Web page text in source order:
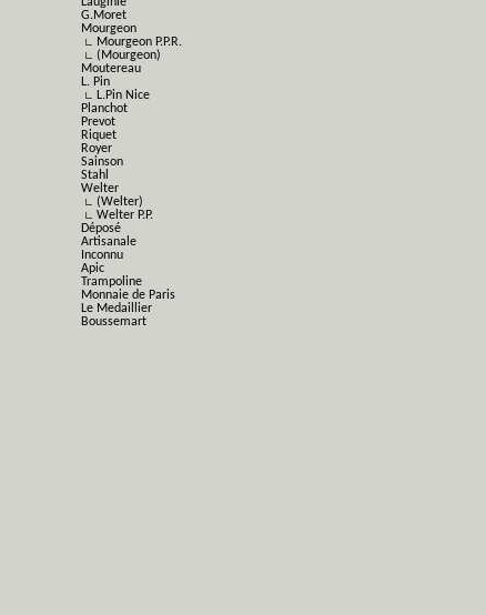
G.Moret
Mourgeon
∟ Mourgeon P.P.R.
∟ (Mourgeon)
Moutereau
L. Pin
∟ L.Pin Nice
Planchot
Prevot
Riquet
Royer
Sainson
Stahl
Welter
∟ (Welter)
∟ Welter P.P.
Déposé
Artisanale
Inconnu
Apic
Trampoline
Monnaie de Paris
Le Medaillier
Boussemart